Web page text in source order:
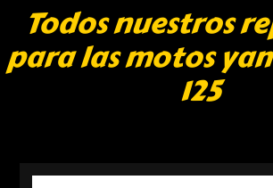
Todos nuestros
para las motos
125